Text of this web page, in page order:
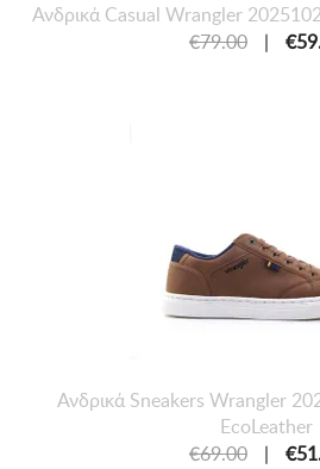
Ανδρικά Casual Wrangler
€79.00
|
Ανδρικά Sneakers Wrangler
EcoLeather
€69.00
|